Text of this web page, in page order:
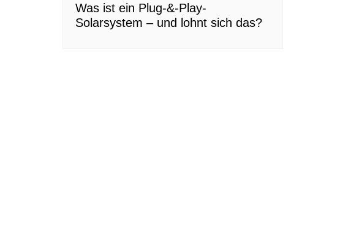
Was ist ein Plug-&-Play-
Solarsystem – und lohnt sich das?